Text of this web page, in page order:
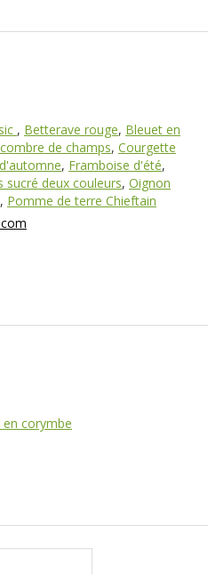
, Betterave rouge, Bleuet en
de champs, Courgette
, Framboise d'été,
sucré deux couleurs, Oignon
, Pomme de terre Chieftain
en corymbe